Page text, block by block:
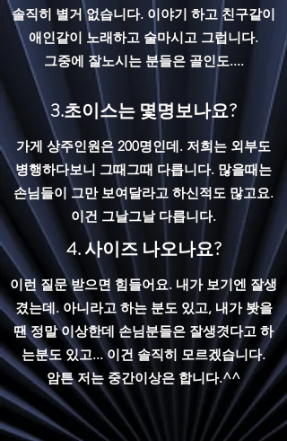
솔직히 별거 없습니다. 이야기 하고 친구같이
애인같이 노래하고 술마시고 그럽니다.
​그중에 잘노시는 분들은 골인도....
3.초이스는 몇명보나요?
가게 상주인원은 200명인데. 저희는 외부도
병행하다보니 그때그때 다릅니다. 많을때는
손님들이 그만 보여달라고 하신적도 많고요.
이건 그날그날 다릅니다.
4. 사이즈 나오나요?
이런 질문 받으면 힘들어요. 내가 보기엔 잘생
겼는데. 아니라고 하는 분도 있고, 내가 봣을
땐 정말 이상한데 손님분들은 잘생겻다고 하
는분도 있고... 이건 솔직히 모르겠습니다.
​암튼 저는 중간이상은 합니다.^^